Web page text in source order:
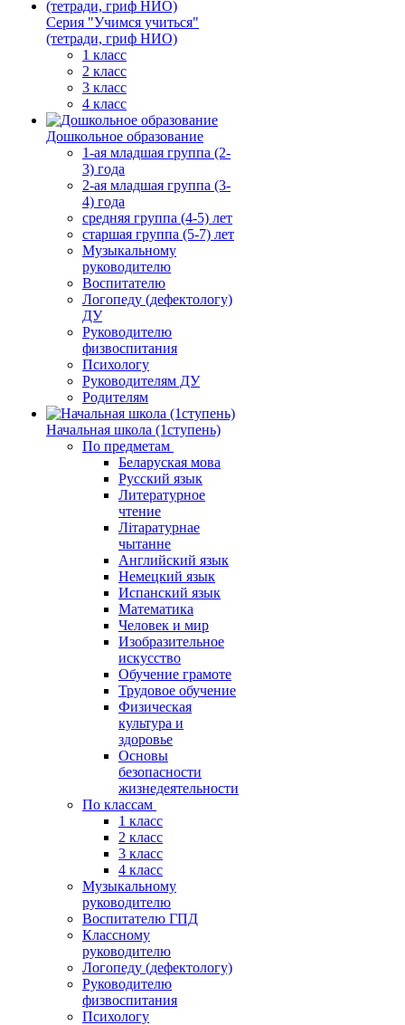
Серия "Учимся учиться"
(тетради, гриф НИО)
1 класс
2 класс
3 класс
4 класс
Дошкольное образование
1-ая младшая группа (2-
3) года
2-ая младшая группа (3-
4) года
средняя группа (4-5) лет
старшая группа (5-7) лет
Музыкальному
руководителю
Воспитателю
Логопеду (дефектологу)
ДУ
Руководителю
физвоспитания
Психологу
Руководителям ДУ
Родителям
Начальная школа (1ступень)
По предметам
Беларуская мова
Русский язык
Литературное
чтение
Літаратурнае
чытанне
Английский язык
Немецкий язык
Испанский язык
Математика
Человек и мир
Изобразительное
искусство
Обучение грамоте
Трудовое обучение
Физическая
культура и
здоровье
Основы
безопасности
жизнедеятельности
По классам
1 класс
2 класс
3 класс
4 класс
Музыкальному
руководителю
Воспитателю ГПД
Классному
руководителю
Логопеду (дефектологу)
Руководителю
физвоспитания
Психологу